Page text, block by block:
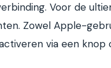
Voor de
Zowel Apple-
via een